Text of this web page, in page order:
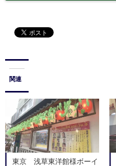
関連
東京 浅草東洋館様ボーイ